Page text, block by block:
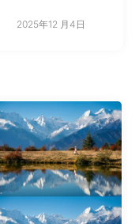
2025年12 月4日